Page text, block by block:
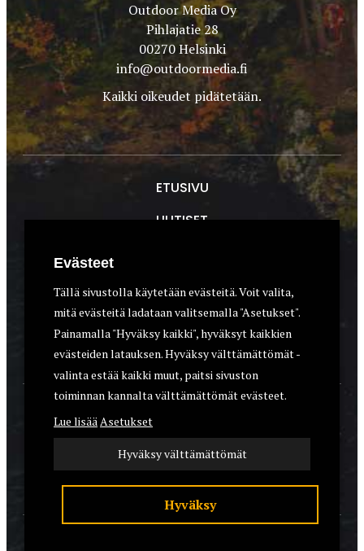
Outdoor Media Oy
Pihlajatie 28
00270 Helsinki
info@outdoormedia.fi
Kaikki oikeudet pidätetään.
ETUSIVU
UUTISET
ASEET & OPTIIKKA
VARUSTEET
KOIRAT
YHTEYSTIEDOT
REKISTERISELOSTE
EVÄSTEET
Evästeet
Tällä sivustolla käytetään evästeitä. Voit valita,
mitä evästeitä ladataan valitsemalla "Asetukset".
Painamalla "Hyväksy kaikki", hyväksyt kaikkien
evästeiden latauksen. Hyväksy välttämättömät -
valinta estää kaikki muut, paitsi sivuston
toiminnan kannalta välttämättömät evästeet.
Lue lisääAsetukset
Hyväksy välttämättömät
Hyväksy